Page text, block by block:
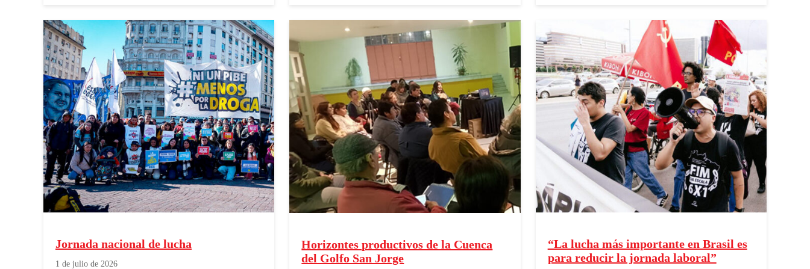
Jornada nacional de lucha
1 de julio de 2026
Horizontes productivos de la Cuenca
del Golfo San Jorge
“La lucha más importante en Brasil es
para reducir la jornada laboral”